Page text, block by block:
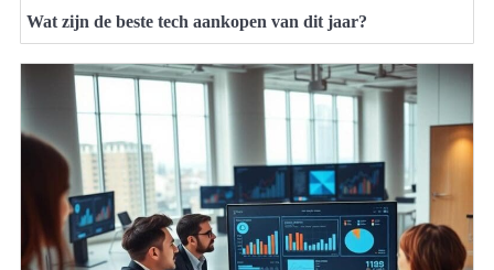
Wat zijn de beste tech aankopen van dit jaar?